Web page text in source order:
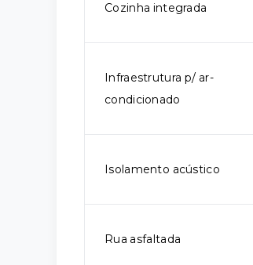
Cozinha integrada
Infraestrutura p/ ar-
condicionado
Isolamento acústico
Rua asfaltada